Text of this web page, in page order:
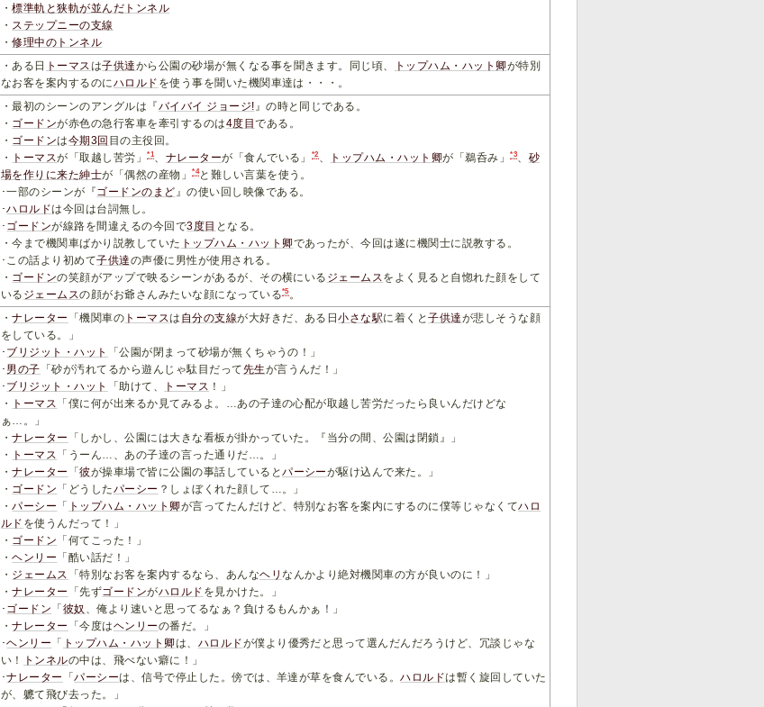
・標準軌と狭軌が並んだトンネル
・ ステップニーの支線
・修理中のトンネル
・ある日 トーマス は子供達から公園の砂場が無くなる事を聞きます。同じ頃、 トップハム・ハット卿が特別
なお客を案内するのにハロルド を使う事を聞いた機関車達は・・・。
・最初のシーンのアングルは『バイバイ ジョージ! 』の時と同じである。
・ ゴードンが赤色の急行客車を牽引するのは4度目である。
・ ゴードンは今期3回 目の主役回。
・
トーマスが「取越し苦労」*1 、 ナレーターが「食んでいる」 *2、 トップハム・ハット卿が「鵜呑み」*3
砂
場を作りに来た紳士が「偶然の産物」*4と難しい言葉を使う。
･一部のシーンが『ゴードンのまど 』の使い回し映像である。
･ハロルドは今回は台詞無し。
･ ゴードンが線路を間違えるの今回で3度目 となる。
・今まで機関車ばかり説教していた トップハム・ハット卿であったが、今回は遂に機関士に説教する。
･この話より初めて子供達の声優に男性が使用される。
・ ゴードンの笑顔がアップで映るシーンがあるが、その横にいる ジェームス をよく見ると自惚れた顔をして
いる ジェームスの顔がお爺さんみたいな顔になっている*5。
・ナレーター 「機関車の トーマスは 自分の支線が大好きだ、ある日小さな駅に着くと子供達が悲しそうな顔
をしている。」
･ ブリジット・ハット
「公園が閉まって砂場が無くちゃうの！」
･ 男の子 「砂が汚れてるから遊んじゃ駄目だって先生が言うんだ！」
･ ブリジット・ハット 「助けて、 トーマス ！」
・
トーマス
「僕に何が出来るか見てみるよ。…あの子達の心配が取越し苦労だったら良いんだけどな
ぁ…。」
・ナレーター
「しかし、公園には大きな看板が掛かっていた。『当分の間、公園は閉鎖』」
・
トーマス
「うーん…、あの子達の言った通りだ…。」
・ナレーター 「彼が操車場で皆に公園の事話しているとパーシーが駆け込んで来た。」
・ ゴードン 「どうしたパーシー ？しょぼくれた顔して…。」
・パーシー 「 トップハム・ハット卿が言ってたんだけど、特別なお客を案内にするのに僕等じゃなくてハロ
ルド を使うんだって！」
・ ゴードン 「何てこった！」
・ヘンリー 「酷い話だ！」
・ ジェームス 「特別なお客を案内するなら、あんなヘリなんかより絶対機関車の方が良いのに！」
・ナレーター 「先ずゴードンがハロルド を見かけた。」
･ ゴードン 「彼奴
、俺より速いと思ってるなぁ？負けるもんかぁ！」
・ナレーター 「今度はヘンリーの番だ。」
･ヘンリー 「 トップハム・ハット卿は、 ハロルドが僕より優秀だと思って選んだんだろうけど、冗談じゃな
い！
トンネルの中は、飛べない癖に！」
･ナレーター 「パーシーは、信号で停止した。傍では、羊達が草を食んでいる。ハロルドは暫く旋回していた
が、軈て飛び去った。」